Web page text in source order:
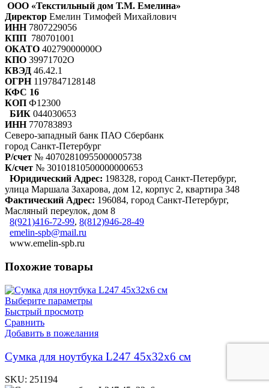
ООО «Текстильный дом Т.М. Емелина»
Директор Емелин Тимофей Михайлович
ИНН 7807229056
КПП 780701001
ОКАТО 40279000000О
КПО 39971702О
КВЭД 46.42.1
ОГРН1197847128148
КФС 16
КОП Ф12300
БИК 044030653
ИНН770783893
Северо-западный банк ПАО Сбербанк
город Санкт-Петербург
Р/счет № 40702810955000005738
К/счет № 30101810500000000653
Юридический Адрес: 198328, город Санкт-Петербург,
улица Маршала Захарова, дом 12, корпус 2, квартира 348
Фактический Адрес: 196084, город Санкт-Петербург,
Масляный переулок, дом 8
8(921)416-72-99, 8(812)946-28-49
emelin-spb@mail.ru
www.emelin-spb.ru
Похожие товары
Выберите параметры
Быстрый просмотр
Сравнить
Добавить в пожелания
Cумка для ноутбука L247 45х32х6 см
SKU: 251194